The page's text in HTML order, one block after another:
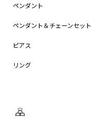
ペンダント
ペンダント＆チェーンセット
ピアス
リング